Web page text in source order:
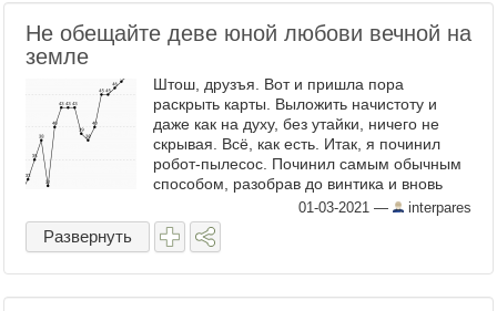
Не обещайте деве юной любови вечной на
земле
Штош, друзъя. Вот и пришла пора
раскрыть карты. Выложить начистоту и
даже как на духу, без утайки, ничего не
скрывая. Всё, как есть. Итак, я починил
робот-пылесос. Починил самым обычным
способом, разобрав до винтика и вновь
собрав. Конечно, был риск выкинуть в
помойку безжизненные ...
01-03-2021 — interpares
Развернуть